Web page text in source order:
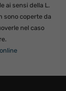
ai sensi della L.
sono coperte da
nel caso